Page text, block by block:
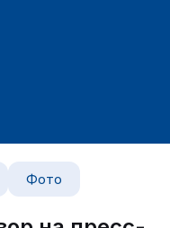
Фото